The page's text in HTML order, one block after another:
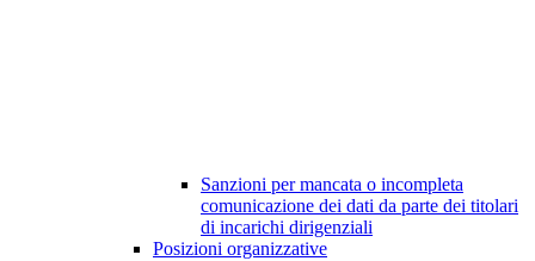
Sanzioni per mancata o incompleta
comunicazione dei dati da parte dei titolari
di incarichi dirigenziali
Posizioni organizzative